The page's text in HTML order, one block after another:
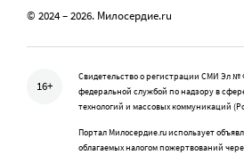
© 2024 – 2026. Милосердие.ru
16+
Свидетельство о регистрации СМИ Эл №
федеральной службой по надзору в
технологий и массовых коммуникаций
Портал Милосердие.ru использует
облагаемых налогом пожертвований